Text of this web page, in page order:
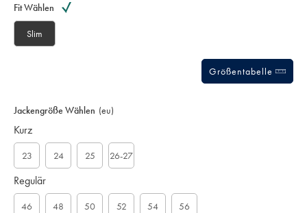
Actions
cart
Fit Wählen
Slim
Größentabelle
Jackengröße Wählen (eu)
Kurz
23 24 25 26-27
Regulär
46 48 50 52 54 56